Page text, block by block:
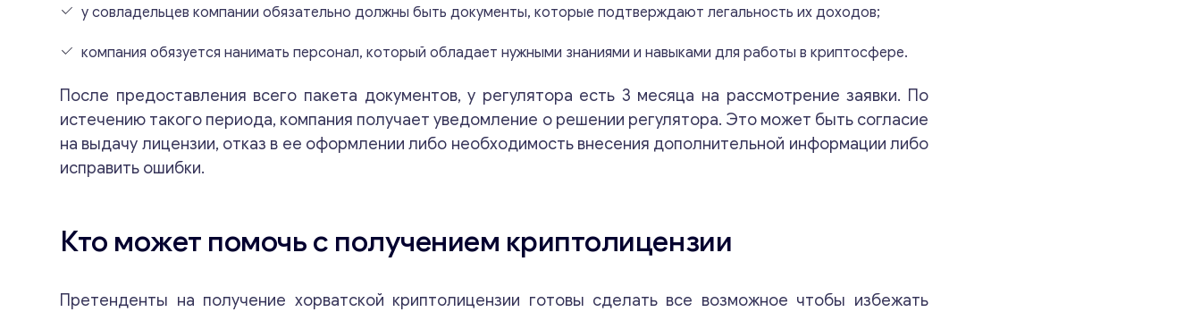
у совладельцев компании обязательно должны быть документы, которые подтверждают легальность их доходов;
компания обязуется нанимать персонал, который обладает нужными знаниями и навыками для работы в криптосфере.
После предоставления всего пакета документов, у регулятора есть 3 месяца на рассмотрение заявки. По
истечению такого периода, компания получает уведомление о решении регулятора. Это может быть согласие
на выдачу лицензии, отказ в ее оформлении либо необходимость внесения дополнительной информации либо
исправить ошибки.
Кто может помочь с получением криптолицензии
Претенденты на получение хорватской криптолицензии готовы сделать все возможное чтобы избежать